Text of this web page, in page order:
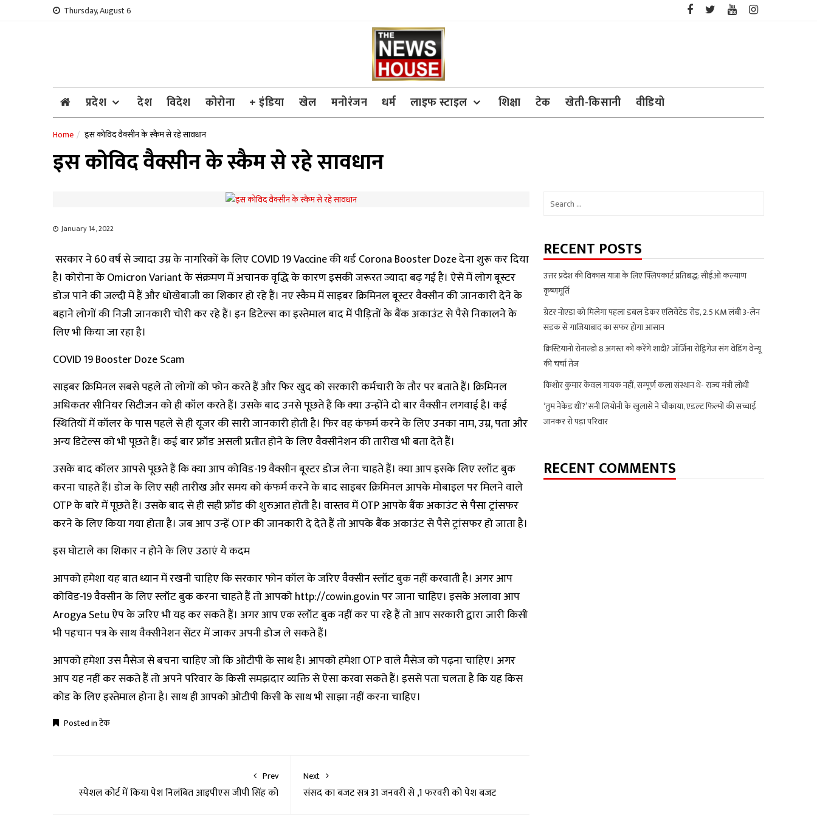
Thursday, August 6
प्रदेश देश विदेश कोरोना + इंडिया खेल मनोरंजन धर्म लाइफ स्टाइल शिक्षा टेक खेती-किसानी वीडियो
Home इस कोविद वैक्सीन के स्कैम से रहे सावधान
इस कोविद वैक्सीन के स्कैम से रहे सावधान
January 14, 2022
सरकार ने 60 वर्ष से ज्यादा उम्र के नागरिकों के लिए COVID 19 Vaccine की थर्ड Corona Booster Doze देना शुरू कर दिया
है। कोरोना के Omicron Variant के संक्रमण में अचानक वृद्धि के कारण इसकी जरूरत ज्यादा बढ़ गई है। ऐसे में लोग बूस्टर
डोज पाने की जल्दी में हैं और धोखेबाजी का शिकार हो रहे हैं। नए स्कैम में साइबर क्रिमिनल बूस्टर वैक्सीन की जानकारी देने के
बहाने लोगों की निजी जानकारी चोरी कर रहे हैं। इन डिटेल्स का इस्तेमाल बाद में पीड़ितों के बैंक अकाउंट से पैसे निकालने के
लिए भी किया जा रहा है।
COVID 19 Booster Doze Scam
साइबर क्रिमिनल सबसे पहले तो लोगों को फोन करते हैं और फिर खुद को सरकारी कर्मचारी के तौर पर बताते हैं। क्रिमिनल
अधिकतर सीनियर सिटीजन को ही कॉल करते हैं। उसके बाद उनसे पूछते हैं कि क्या उन्होंने दो बार वैक्सीन लगवाई है। कई
स्थितियों में कॉलर के पास पहले से ही यूजर की सारी जानकारी होती है। फिर वह कंफर्म करने के लिए उनका नाम, उम्र, पता और
अन्य डिटेल्स को भी पूछते हैं। कई बार फ्रॉड असली प्रतीत होने के लिए वैक्सीनेशन की तारीख भी बता देते हैं।
उसके बाद कॉलर आपसे पूछते हैं कि क्या आप कोविड-19 वैक्सीन बूस्टर डोज लेना चाहते हैं। क्या आप इसके लिए स्लॉट बुक
करना चाहते हैं। डोज के लिए सही तारीख और समय को कंफर्म करने के बाद साइबर क्रिमिनल आपके मोबाइल पर मिलने वाले
OTP के बारे में पूछते हैं। उसके बाद से ही सही फ्रॉड की शुरुआत होती है। वास्तव में OTP आपके बैंक अकाउंट से पैसा ट्रांसफर
करने के लिए किया गया होता है। जब आप उन्हें OTP की जानकारी दे देते हैं तो आपके बैंक अकाउंट से पैसे ट्रांसफर हो जाता है।
इस घोटाले का शिकार न होने के लिए उठाएं ये कदम
आपको हमेशा यह बात ध्यान में रखनी चाहिए कि सरकार फोन कॉल के जरिए वैक्सीन स्लॉट बुक नहीं करवाती है। अगर आप
कोविड-19 वैक्सीन के लिए स्लॉट बुक करना चाहते हैं तो आपको http://cowin.gov.in पर जाना चाहिए। इसके अलावा आप
Arogya Setu ऐप के जरिए भी यह कर सकते हैं। अगर आप एक स्लॉट बुक नहीं कर पा रहे हैं तो आप सरकारी द्वारा जारी किसी
भी पहचान पत्र के साथ वैक्सीनेशन सेंटर में जाकर अपनी डोज ले सकते हैं।
आपको हमेशा उस मैसेज से बचना चाहिए जो कि ओटीपी के साथ है। आपको हमेशा OTP वाले मैसेज को पढ़ना चाहिए। अगर
आप यह नहीं कर सकते हैं तो अपने परिवार के किसी समझदार व्यक्ति से ऐसा करवा सकते हैं। इससे पता चलता है कि यह किस
कोड के लिए इस्तेमाल होना है। साथ ही आपको ओटीपी किसी के साथ भी साझा नहीं करना चाहिए।
Posted inटेक
Prev
स्‍पेशल कोर्ट में किया पेश निलंबित आइपीएस जीपी सिंह को
Next
संसद का बजट सत्र 31 जनवरी से ,1 फरवरी को पेश बजट
Search
RECENT POSTS
उत्तर प्रदेश की विकास यात्रा के लिए फ्लिपकार्ट प्रतिबद्ध: सीईओ कल्याण
कृष्णमूर्ति
ग्रेटर नोएडा को मिलेगा पहला डबल डेकर एलिवेटेड रोड, 2.5 KM लंबी 3-लेन
सड़क से गाजियाबाद का सफर होगा आसान
क्रिस्टियानो रोनाल्डो 8 अगस्त को करेंगे शादी? जॉर्जिना रोड्रिगेज संग वेडिंग वेन्यू
की चर्चा तेज
किशोर कुमार केवल गायक नहीं, सम्पूर्ण कला संस्थान थे- राज्य मंत्री लोधी
‘तुम नेकेड थीं?’ सनी लियोनी के खुलासे ने चौंकाया, एडल्ट फिल्मों की सच्चाई
जानकर रो पड़ा परिवार
RECENT COMMENTS